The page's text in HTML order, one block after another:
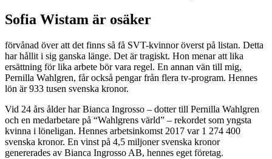
Sofia Wistam är osäker
förvånad över att det finns så få SVT-kvinnor överst på listan. Detta
har hållit i sig ganska länge. Det är tragiskt. Hon menar att lika
ersättning för lika arbete bör vara regel. En annan vän till mig,
Pernilla Wahlgren, får också pengar från flera tv-program. Hennes
lön är 933 tusen svenska kronor.
Vid 24 års ålder har Bianca Ingrosso – dotter till Pernilla Wahlgren
och en medarbetare på “Wahlgrens värld” – rekordet som yngsta
kvinna i löneligan. Hennes arbetsinkomst 2017 var 1 274 400
svenska kronor. En vinst på 4,5 miljoner svenska kronor
genererades av Bianca Ingrosso AB, hennes eget företag.